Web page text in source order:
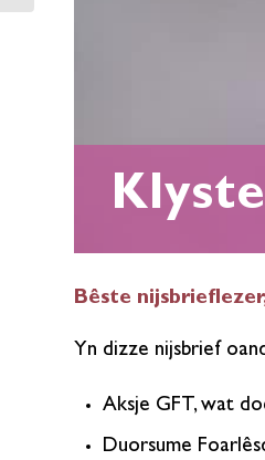
Bêste
Yn dizze nijsbrief
Aksje GFT, wat
Duorsume